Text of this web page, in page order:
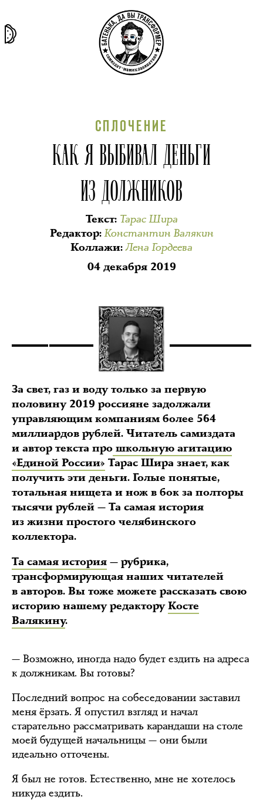
СПЛОЧЕНИЕ
КАК Я ВЫБИВАЛ ДЕНЬГИ
ИЗ ДОЛЖНИКОВ
Текст: Тарас Шира
Редактор:Константин Валякин
Коллажи:Лена Гордеева
04 декабря 2019
За свет, газ и воду только за первую
половину 2019 россияне задолжали
управляющим компаниям более 564
миллиардов рублей. Читатель самиздата
и автор текста про школьную агитацию
«Единой России» Тарас Шира знает, как
получить эти деньги. Голые понятые,
тотальная нищета и нож в бок за полторы
тысячи рублей — Та самая история
из жизни простого челябинского
коллектора.
Та самая история — рубрика,
трансформирующая наших читателей
в авторов. Вы тоже можете рассказать свою
историю нашему редакторуКосте
Валякину.
— Возможно, иногда надо будет ездить на адреса
к должникам. Вы готовы?
Последний вопрос на собеседовании заставил
меня ёрзать. Я опустил взгляд и начал
старательно рассматривать карандаши на столе
моей будущей начальницы — они были
идеально отточены.
Я был не готов. Естественно, мне не хотелось
никуда ездить.